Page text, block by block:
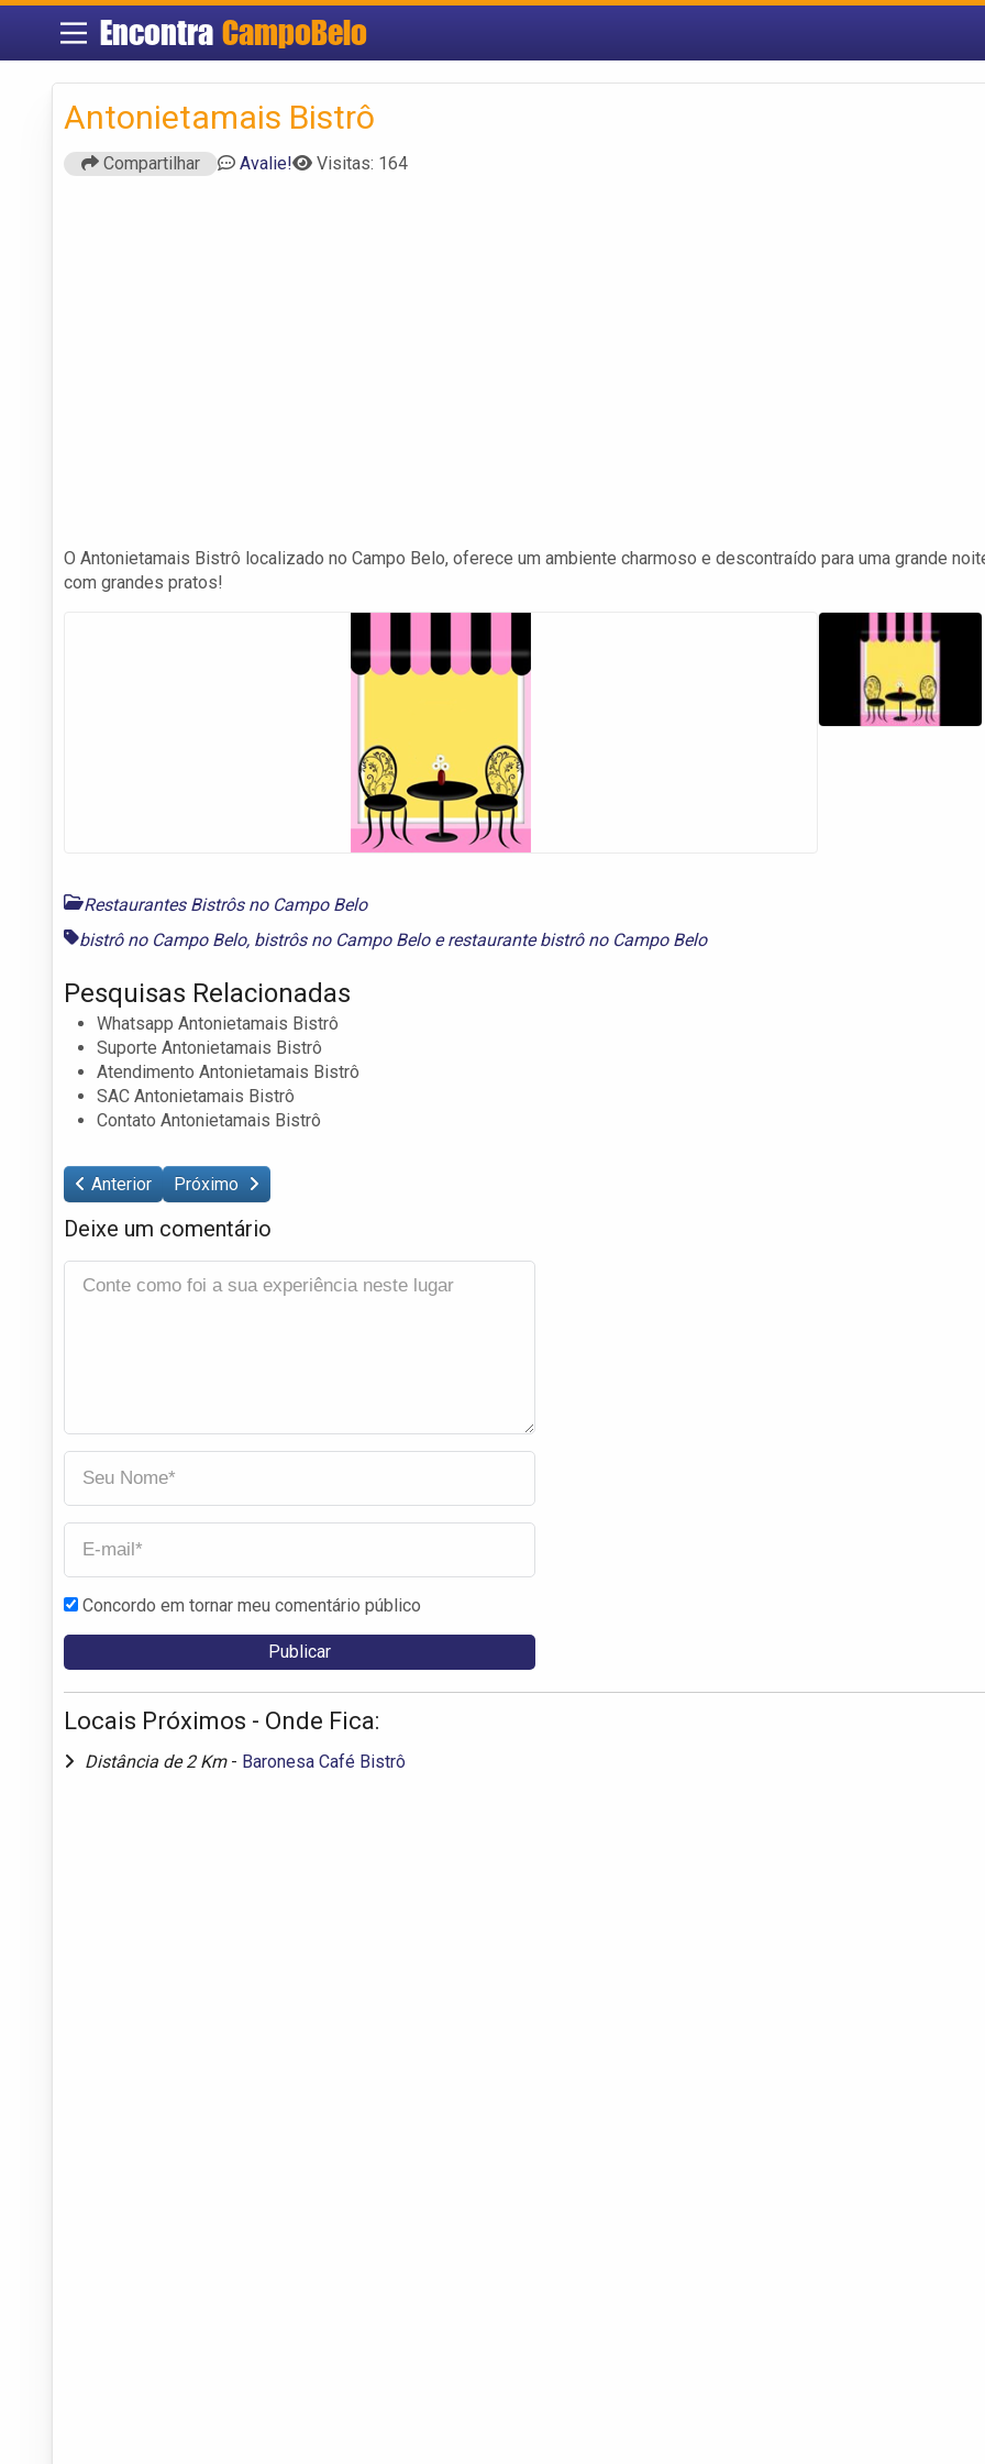
Encontra CampoBelo
Antonietamais Bistrô
Compartilhar Avalie! Visitas: 164
O Antonietamais Bistrô localizado no Campo Belo, oferece um ambiente charmoso e descontraído para uma grande
com grandes pratos!
Restaurantes Bistrôs no Campo Belo
bistrô no Campo Belo, bistrôs no Campo Beloerestaurante bistrô no Campo Belo
Pesquisas Relacionadas
Whatsapp Antonietamais Bistrô
Suporte Antonietamais Bistrô
Atendimento Antonietamais Bistrô
SAC Antonietamais Bistrô
Contato Antonietamais Bistrô
Anterior Próximo
Deixe um comentário
Concordo em tornar meu comentário público
Locais Próximos - Onde Fica:
Distância de 2 Km - Baronesa Café Bistrô